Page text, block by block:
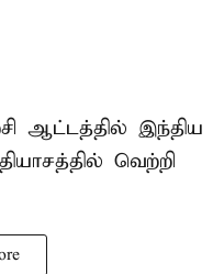
ஆட்டத்தில் இந்திய
வெற்றி